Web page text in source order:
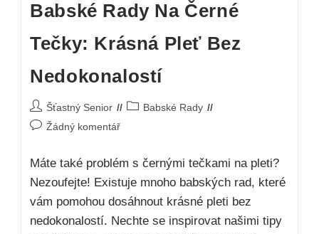
Babské Rady Na Černé
Tečky: Krásná Pleť Bez
Nedokonalostí
Šťastný Senior
Babské Rady
Žádný komentář
Máte také problém s černými tečkami na pleti?
Nezoufejte! Existuje mnoho babských rad, které
vám pomohou dosáhnout krásné pleti bez
nedokonalostí. Nechte se inspirovat našimi tipy